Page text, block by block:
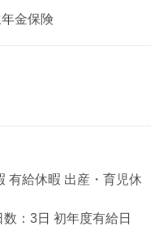
金保険
有給休暇 出産・育児休
：3日 初年度有給日